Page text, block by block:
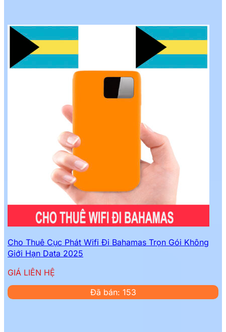
Cho Thuê Cục Phát Wifi Đi Bahamas Trọn Gói Không
Giới Hạn Data 2025
GIÁ LIÊN HỆ
Đã bán: 153